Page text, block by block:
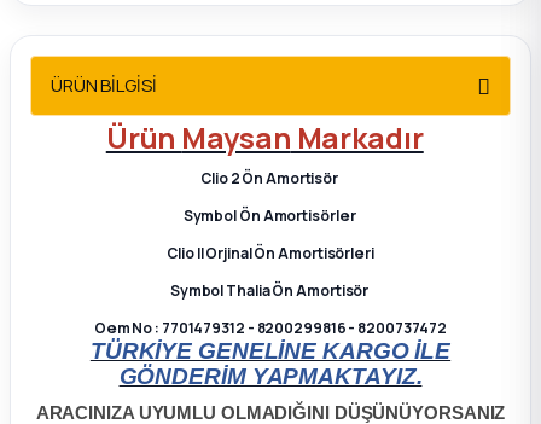
ÜRÜN BİLGİSİ
Ürün Maysan Markadır
Clio 2 Ön Amortisör
Symbol Ön Amortisörler
Clio II Orjinal Ön Amortisörleri
Symbol Thalia Ön Amortisör
Oem No : 7701479312 - 8200299816 - 8200737472
TÜRKİYE GENELİNE KARGO İLE
GÖNDERİM YAPMAKTAYIZ.
ARACINIZA UYUMLU OLMADIĞINI DÜŞÜNÜYORSANIZ